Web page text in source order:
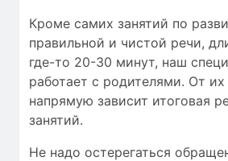
Кроме самих занятий по
правильной и чистой речи,
где-то 20-30 минут, наш
работает с родителями. От
напрямую зависит итоговая
занятий.
Не надо остерегаться